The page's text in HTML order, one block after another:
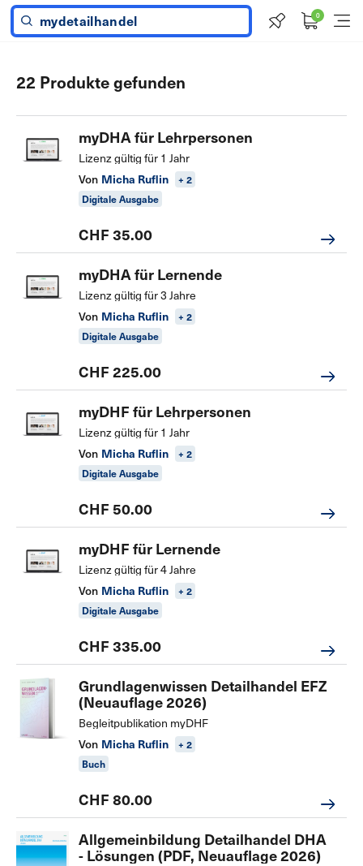
0
22 Produkte gefunden
myDHA für Lehrpersonen
Lizenz gültig für 1 Jahr
Von Micha Ruflin
+ 2
Digitale Ausgabe
CHF 35.00
myDHA für Lernende
Lizenz gültig für 3 Jahre
Von Micha Ruflin
+ 2
Digitale Ausgabe
CHF 225.00
myDHF für Lehrpersonen
Lizenz gültig für 1 Jahr
Von Micha Ruflin
+ 2
Digitale Ausgabe
CHF 50.00
myDHF für Lernende
Lizenz gültig für 4 Jahre
Von Micha Ruflin
+ 2
Digitale Ausgabe
CHF 335.00
Grundlagenwissen Detailhandel EFZ
(Neuauflage 2026)
Begleitpublikation myDHF
Von Micha Ruflin
+ 2
Buch
CHF 80.00
Allgemeinbildung Detailhandel DHA
- Lösungen (PDF, Neuauflage 2026)